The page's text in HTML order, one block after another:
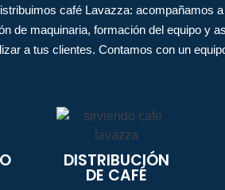
café Lavazza: acompañamos
de maquinaria, formación del equipo y
a tus clientes. Contamos con un
DISTRIBUCIÓN
DE CAFÉ